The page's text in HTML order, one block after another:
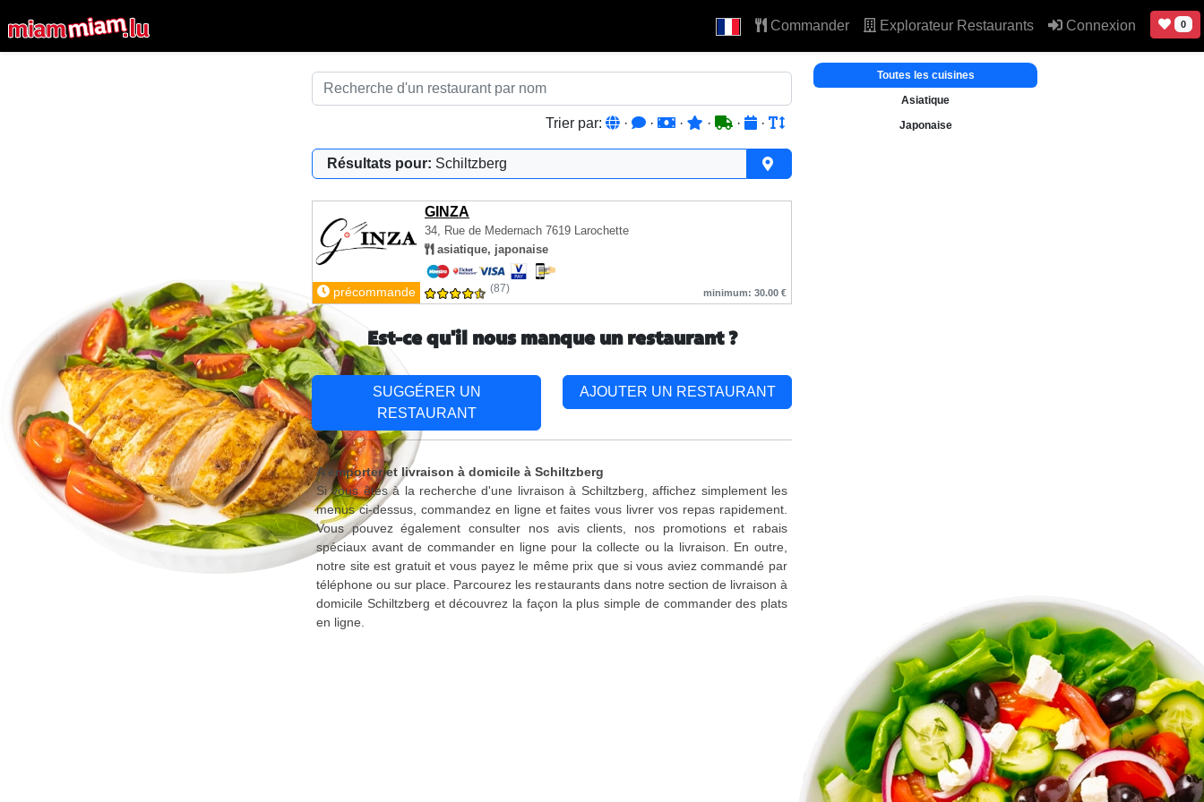
Commander Explorateur Restaurants Connexion 0
Trier par: · · · · · ·
Résultats pour: Schiltzberg
GINZA
34, Rue de Medernach 7619 Larochette
asiatique, japonaise
précommande (87) minimum: 30.00 €
Toutes les cuisines
Asiatique
Japonaise
Est-ce qu'il nous manque un restaurant ?
SUGGÉRER UN
RESTAURANT
AJOUTER UN RESTAURANT
A emporter et livraison à domicile à Schiltzberg
Si vous êtes à la recherche d'une livraison à Schiltzberg, affichez simplement les
menus ci-dessus, commandez en ligne et faites vous livrer vos repas rapidement.
Vous pouvez également consulter nos avis clients, nos promotions et rabais
spéciaux avant de commander en ligne pour la collecte ou la livraison. En outre,
notre site est gratuit et vous payez le même prix que si vous aviez commandé par
téléphone ou sur place. Parcourez les restaurants dans notre section de livraison à
domicile Schiltzberg et découvrez la façon la plus simple de commander des plats
en ligne.